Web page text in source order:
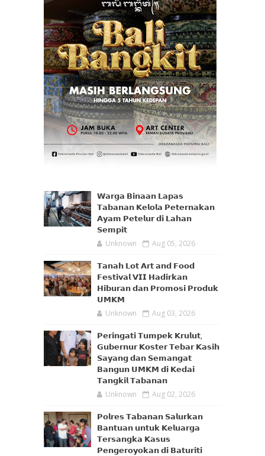
𝗪𝗮𝗿𝗴𝗮 𝗕𝗶𝗻𝗮𝗮𝗻 𝗟𝗮𝗽𝗮𝘀
𝗧𝗮𝗯𝗮𝗻𝗮𝗻 𝗞𝗲𝗹𝗼𝗹𝗮 𝗣𝗲𝘁𝗲𝗿𝗻𝗮𝗸𝗮𝗻
𝗔𝘆𝗮𝗺 𝗣𝗲𝘁𝗲𝗹𝘂𝗿 𝗱𝗶 𝗟𝗮𝗵𝗮𝗻
𝗦𝗲𝗺𝗽𝗶𝘁
Unknown Aug 05, 2026
𝗧𝗮𝗻𝗮𝗵 𝗟𝗼𝘁 𝗔𝗿𝘁 𝗮𝗻𝗱 𝗙𝗼𝗼𝗱
𝗙𝗲𝘀𝘁𝗶𝘃𝗮𝗹 𝗩𝗜𝗜 𝗛𝗮𝗱𝗶𝗿𝗸𝗮𝗻
𝗛𝗶𝗯𝘂𝗿𝗮𝗻 𝗱𝗮𝗻 𝗣𝗿𝗼𝗺𝗼𝘀𝗶 𝗣𝗿𝗼𝗱𝘂𝗸
𝗨𝗠𝗞𝗠
Unknown Aug 03, 2026
𝗣𝗲𝗿𝗶𝗻𝗴𝗮𝘁𝗶 𝗧𝘂𝗺𝗽𝗲𝗸 𝗞𝗿𝘂𝗹𝘂𝘁,
𝗚𝘂𝗯𝗲𝗿𝗻𝘂𝗿 𝗞𝗼𝘀𝘁𝗲𝗿 𝗧𝗲𝗯𝗮𝗿 𝗞𝗮𝘀𝗶𝗵
𝗦𝗮𝘆𝗮𝗻𝗴 𝗱𝗮𝗻 𝗦𝗲𝗺𝗮𝗻𝗴𝗮𝘁
𝗕𝗮𝗻𝗴𝘂𝗻 𝗨𝗠𝗞𝗠 𝗱𝗶 𝗞𝗲𝗱𝗮𝗶
𝗧𝗮𝗻𝗴𝗸𝗶𝗹 𝗧𝗮𝗯𝗮𝗻𝗮𝗻
Unknown Aug 02, 2026
𝗣𝗼𝗹𝗿𝗲𝘀 𝗧𝗮𝗯𝗮𝗻𝗮𝗻 𝗦𝗮𝗹𝘂𝗿𝗸𝗮𝗻
𝗕𝗮𝗻𝘁𝘂𝗮𝗻 𝘂𝗻𝘁𝘂𝗸 𝗞𝗲𝗹𝘂𝗮𝗿𝗴𝗮
𝗧𝗲𝗿𝘀𝗮𝗻𝗴𝗸𝗮 𝗞𝗮𝘀𝘂𝘀
𝗣𝗲𝗻𝗴𝗲𝗿𝗼𝘆𝗼𝗸𝗮𝗻 𝗱𝗶 𝗕𝗮𝘁𝘂𝗿𝗶𝘁𝗶